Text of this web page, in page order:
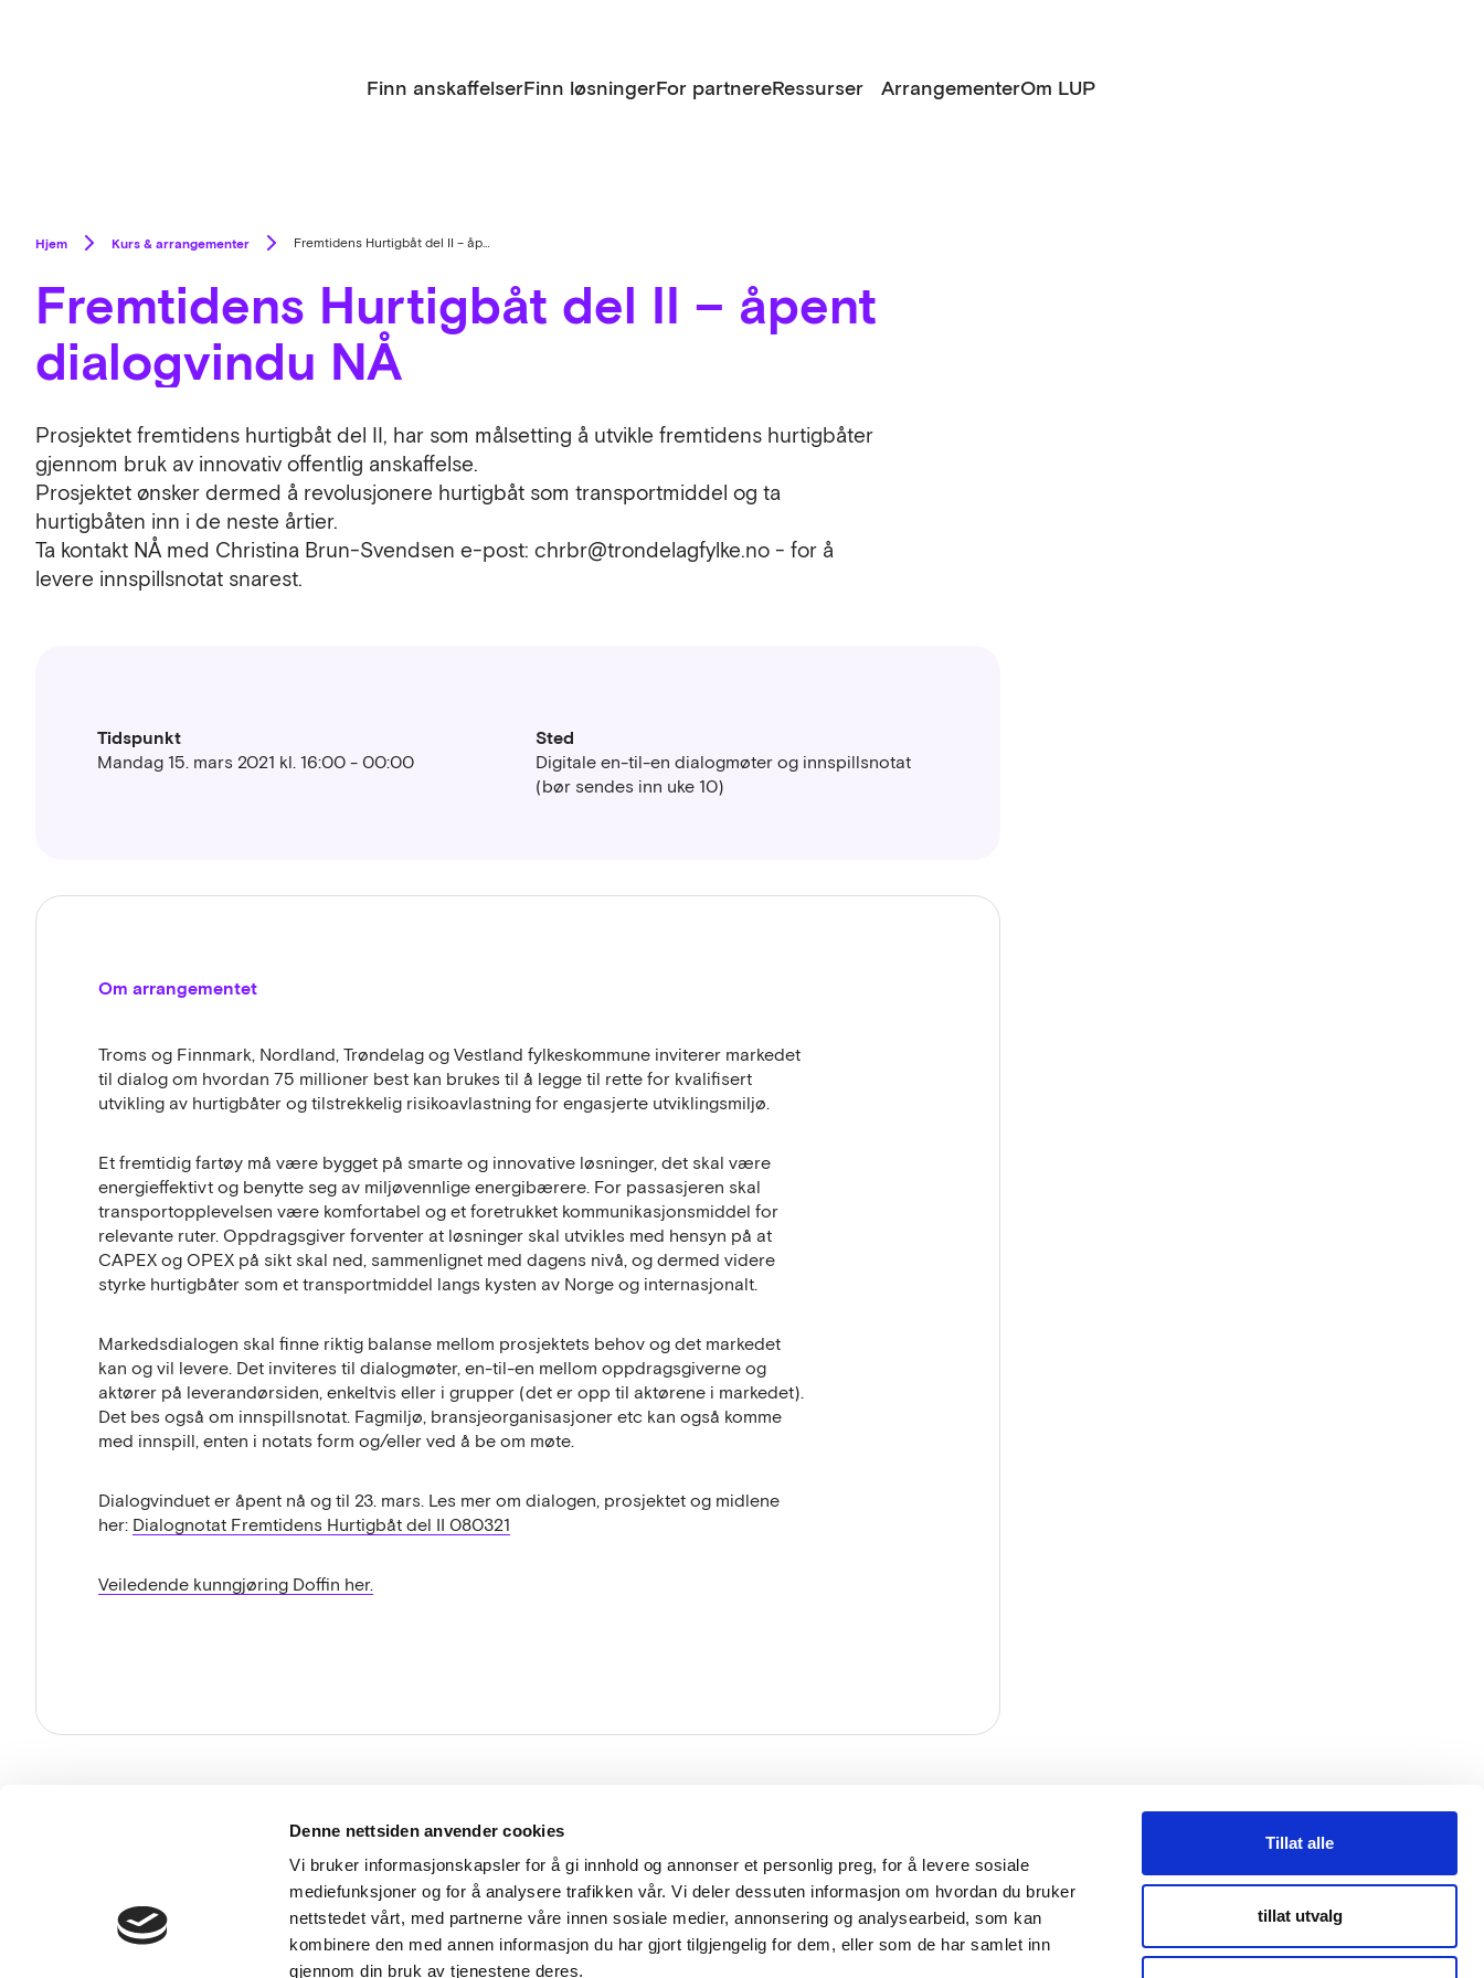
Denne nettsiden anvender cookies
Vi bruker informasjonskapsler for å gi innhold og annonser et personlig preg, for å levere sosiale
mediefunksjoner og for å analysere trafikken vår. Vi deler dessuten informasjon om hvordan du bruker
nettstedet vårt, med partnerne våre innen sosiale medier, annonsering og analysearbeid, som kan
kombinere den med annen informasjon du har gjort tilgjengelig for dem, eller som de har samlet inn
gjennom din bruk av tjenestene deres.
Tillat alle
tillat utvalg
Finn anskaffelserFinn løsningerFor partnereRessurser ArrangementerOm LUP
Hjem Kurs & arrangementer Fremtidens Hurtigbåt del II – åpent dialogvindu NÅ
Fremtidens Hurtigbåt del II – åpent
dialogvindu NÅ
Prosjektet fremtidens hurtigbåt del II, har som målsetting å utvikle fremtidens hurtigbåter
gjennom bruk av innovativ offentlig anskaffelse.
Prosjektet ønsker dermed å revolusjonere hurtigbåt som transportmiddel og ta
hurtigbåten inn i de neste årtier.
Ta kontakt NÅ med Christina Brun-Svendsen e-post: chrbr@trondelagfylke.no - for å
levere innspillsnotat snarest.
Tidspunkt
Mandag 15. mars 2021 kl. 16:00 - 00:00
Sted
Digitale en-til-en dialogmøter og innspillsnotat
(bør sendes inn uke 10)
Om arrangementet
Troms og Finnmark, Nordland, Trøndelag og Vestland fylkeskommune inviterer markedet
til dialog om hvordan 75 millioner best kan brukes til å legge til rette for kvalifisert
utvikling av hurtigbåter og tilstrekkelig risikoavlastning for engasjerte utviklingsmiljø.
Et fremtidig fartøy må være bygget på smarte og innovative løsninger, det skal være
energieffektivt og benytte seg av miljøvennlige energibærere. For passasjeren skal
transportopplevelsen være komfortabel og et foretrukket kommunikasjonsmiddel for
relevante ruter. Oppdragsgiver forventer at løsninger skal utvikles med hensyn på at
CAPEX og OPEX på sikt skal ned, sammenlignet med dagens nivå, og dermed videre
styrke hurtigbåter som et transportmiddel langs kysten av Norge og internasjonalt.
Markedsdialogen skal finne riktig balanse mellom prosjektets behov og det markedet
kan og vil levere. Det inviteres til dialogmøter, en-til-en mellom oppdragsgiverne og
aktører på leverandørsiden, enkeltvis eller i grupper (det er opp til aktørene i markedet).
Det bes også om innspillsnotat. Fagmiljø, bransjeorganisasjoner etc kan også komme
med innspill, enten i notats form og/eller ved å be om møte.
Dialogvinduet er åpent nå og til 23. mars. Les mer om dialogen, prosjektet og midlene
her: Dialognotat Fremtidens Hurtigbåt del II 080321
Veiledende kunngjøring Doffin her.
lup@lup.no
Se alle kontaktpersoner
Middelthuns gate 27
0368 Oslo